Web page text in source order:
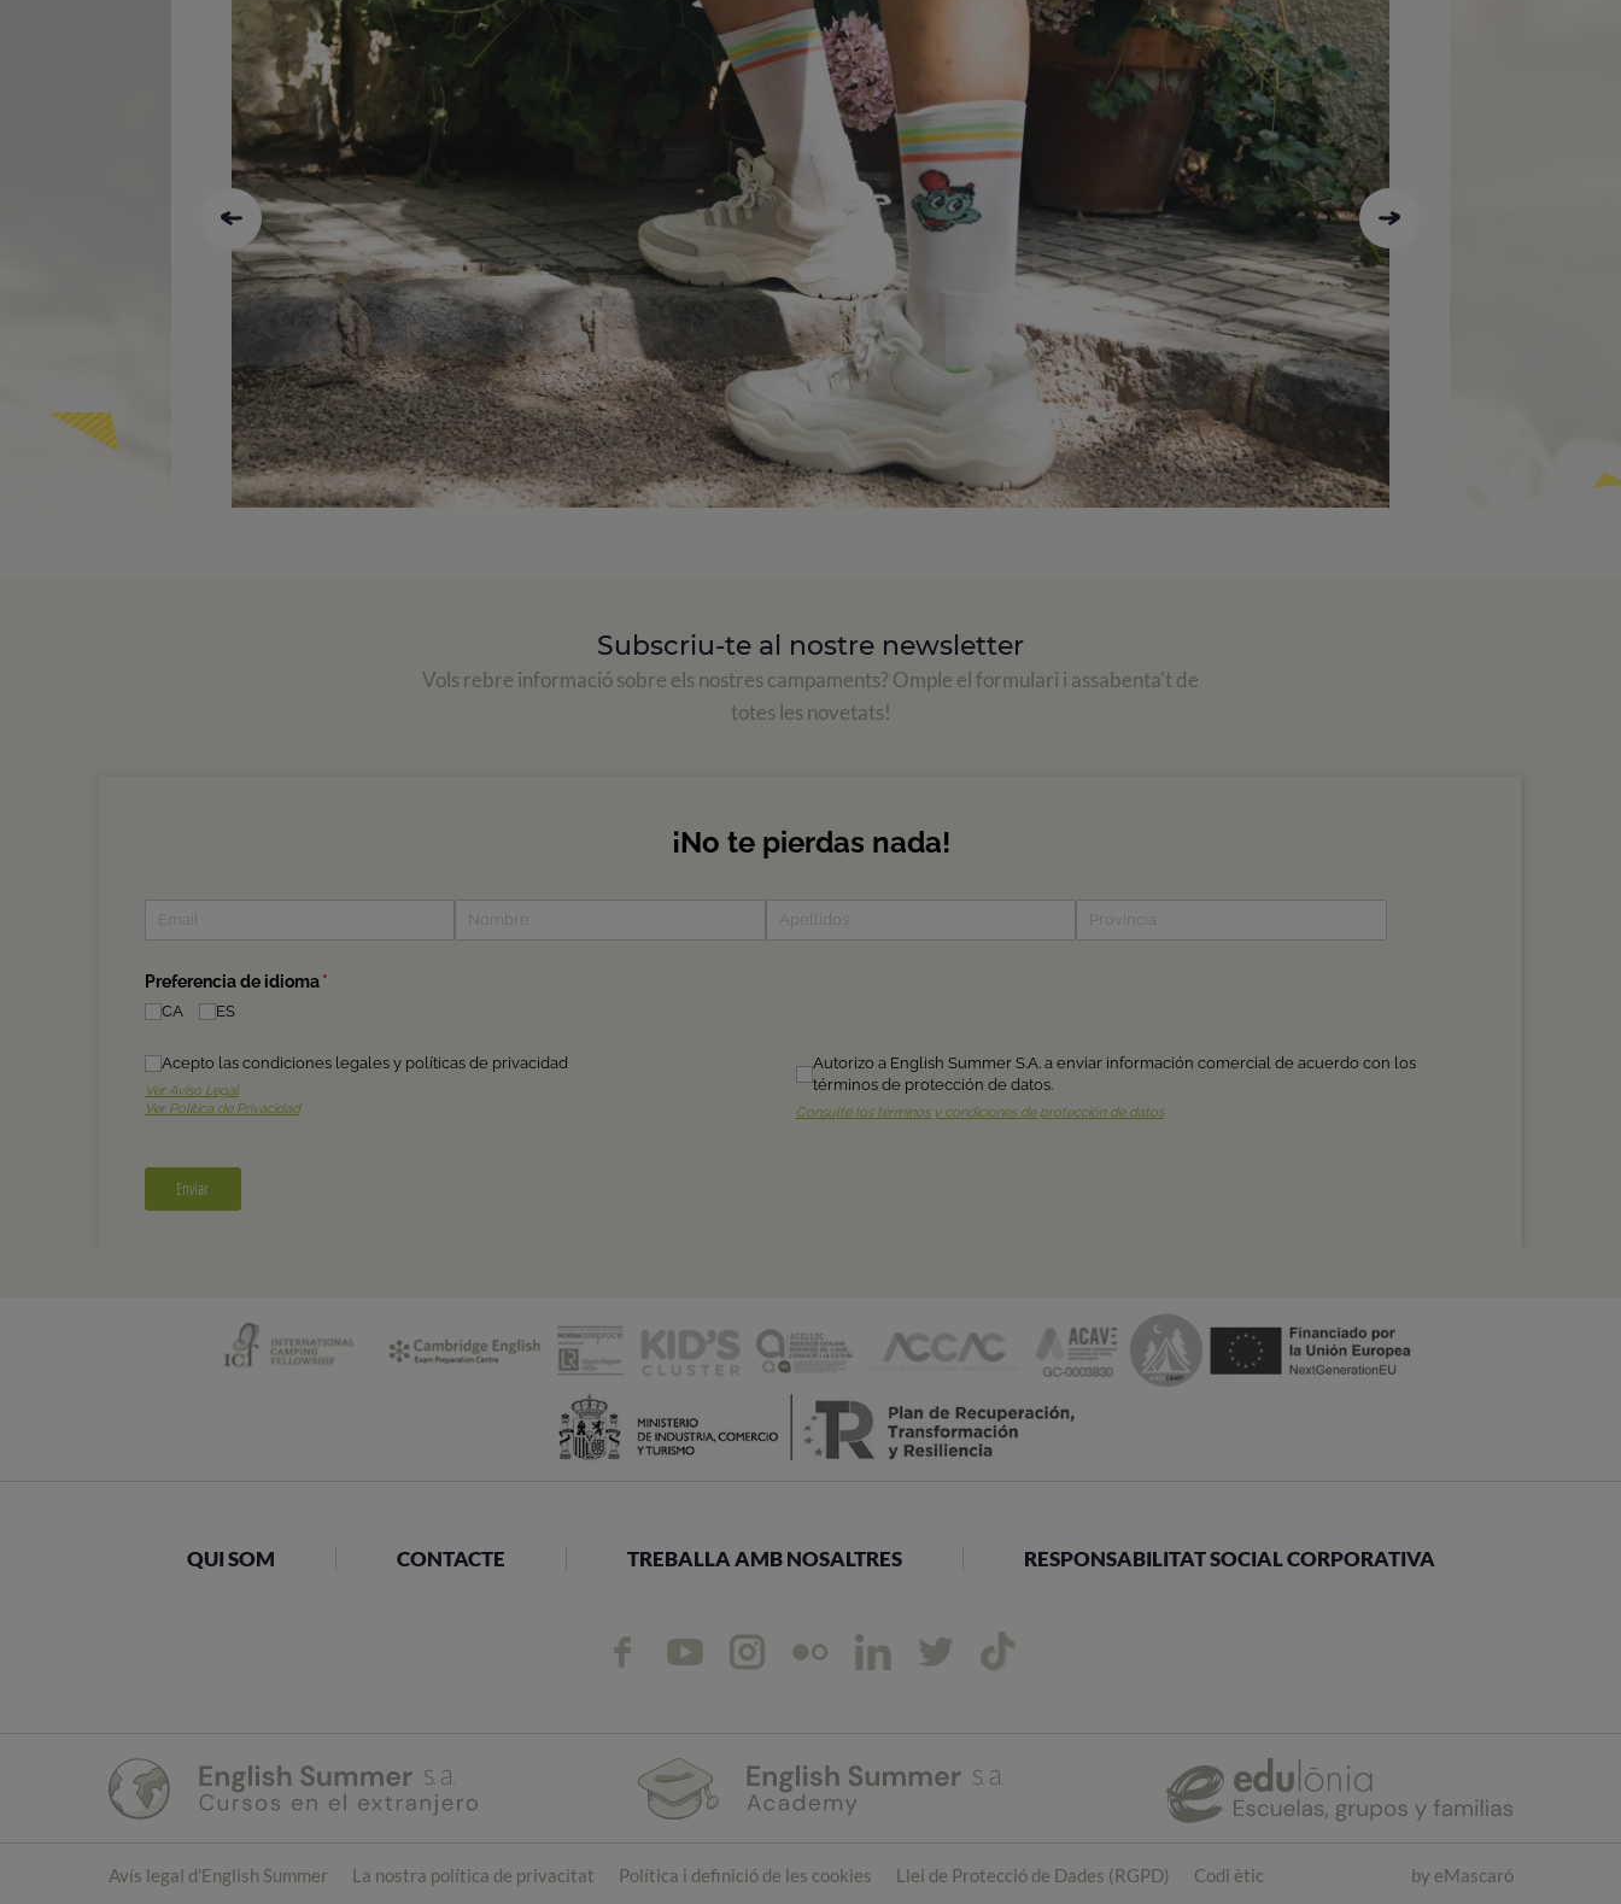
Subscriu-te al nostre newsletter
Vols rebre informació sobre els nostres campaments? Omple el formulari i assabenta't de
totes les novetats!
QUI SOM CONTACTE TREBALLA AMB NOSALTRES RESPONSABILITAT SOCIAL CORPORATIVA
Avís legal d'English Summer La nostra política de privacitat Política i definició de les cookies Llei de Protecció de Dades (RGPD) Codi ètic by eMascaró